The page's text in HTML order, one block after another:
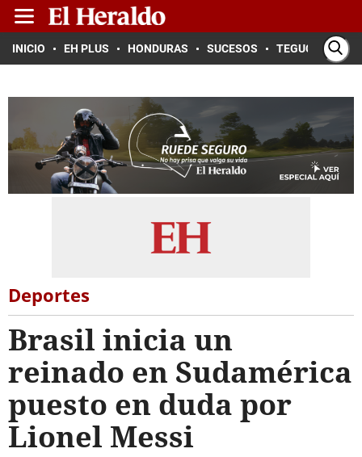
INICIO EH PLUS HONDURAS SUCESOS TEGUCIGALPA
Deportes
Brasil inicia un
reinado en Sudamérica
puesto en duda por
Lionel Messi